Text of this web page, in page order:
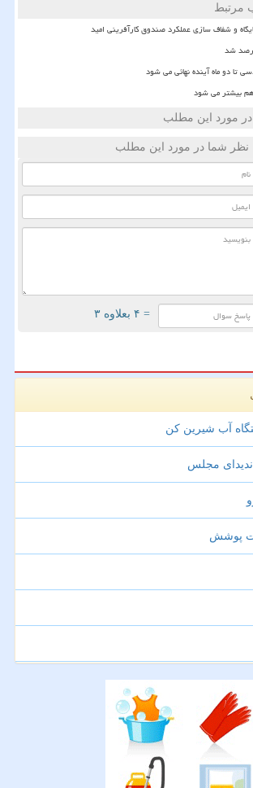
مرتبط
و شفاف سازی عملکرد صندوق کارآفرینی امید
تا دو ماه آینده نهائی می شود
هم بیشتر می شود
در مورد این مطلب
نظر شما در مورد این مطلب
= ۴ بعلاوه ۳
آب شیرین کن
مجلس
پوشش